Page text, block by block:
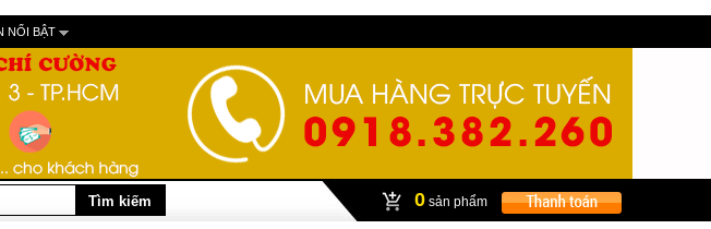
NỔI BẬT
0 sản phẩm